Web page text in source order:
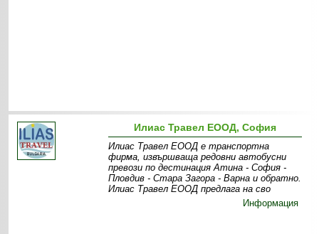
Илиас Травел ЕООД, София
Илиас Травел ЕООД е транспортна
фирма, извършваща редовни автобусни
превози по дестинация Атина - София -
Пловдив - Стара Загора - Варна и обратно.
Илиас Травел ЕООД предлага на сво
Информация